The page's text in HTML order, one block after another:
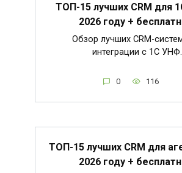
ТОП-15 лучших CRM для
2026 году +
Обзор лучших CRM-
интеграции с 1С УНФ.
0 116
ТОП-15 лучших CRM для
2026 году +